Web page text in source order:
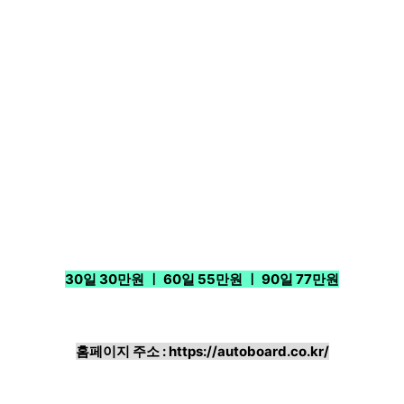
30일 30만원 ㅣ 60일 55만원 ㅣ 90일 77만원
홈페이지 주소 :https://autoboard.co.kr/